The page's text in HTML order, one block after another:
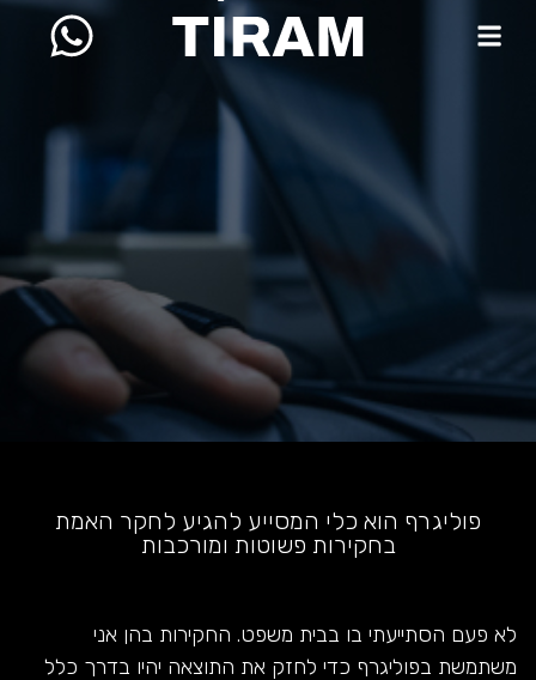
פוליגרף הוא כלי המסייע להגיע לחקר האמת
בחקירות פשוטות ומורכבות
לא פעם הסתייעתי בו בבית משפט. החקירות בהן אני
משתמשת בפוליגרף כדי לחזק את התוצאה יהיו בדרך כלל